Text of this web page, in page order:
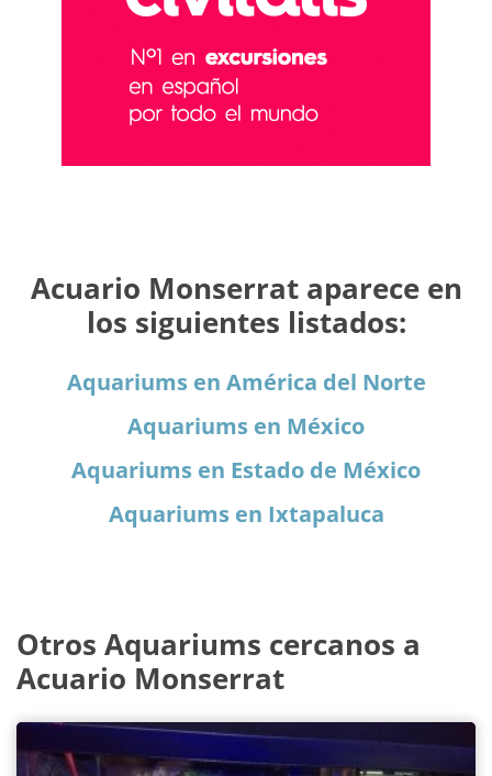
Acuario Monserrat aparece en
los siguientes listados:
Aquariums en América del Norte
Aquariums en México
Aquariums en Estado de México
Aquariums en Ixtapaluca
Otros Aquariums cercanos a
Acuario Monserrat